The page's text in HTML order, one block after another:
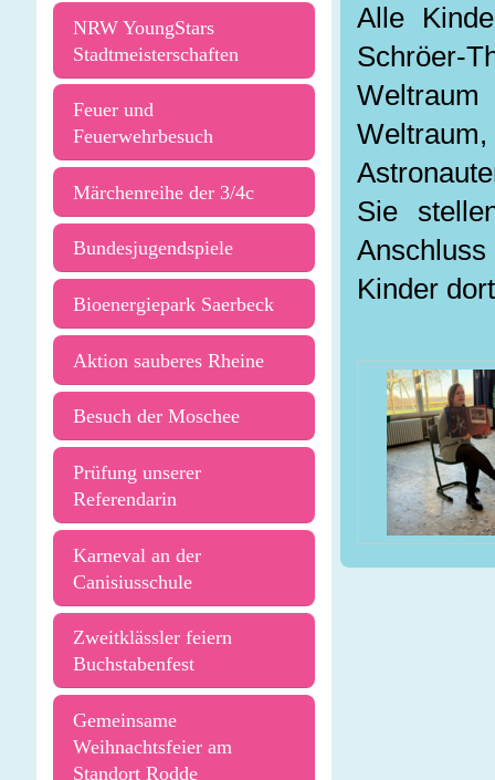
Alle
Schröer-
Sie
Kinder
NRW YoungStars
Stadtmeisterschaften
Feuer und
Feuerwehrbesuch
Märchenreihe der 3/4c
Bundesjugendspiele
Bioenergiepark Saerbeck
Aktion sauberes Rheine
Besuch der Moschee
Prüfung unserer
Referendarin
Karneval an der
Canisiusschule
Zweitklässler feiern
Buchstabenfest
Gemeinsame
Weihnachtsfeier am
Standort Rodde